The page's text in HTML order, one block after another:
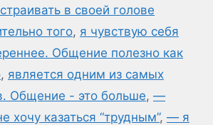
в своей голове
того, я чувствую себя
Общение полезно как
, является одним из самых
Общение - это больше, —
хочу казаться “трудным”, — я